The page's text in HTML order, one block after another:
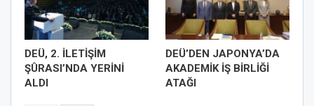
DEÜ, 2. İLETİŞİM
ŞÛRASI’NDA YERİNİ
ALDI
DEÜ’DEN JAPONYA’DA
AKADEMİK İŞ BİRLİĞİ
ATAĞI